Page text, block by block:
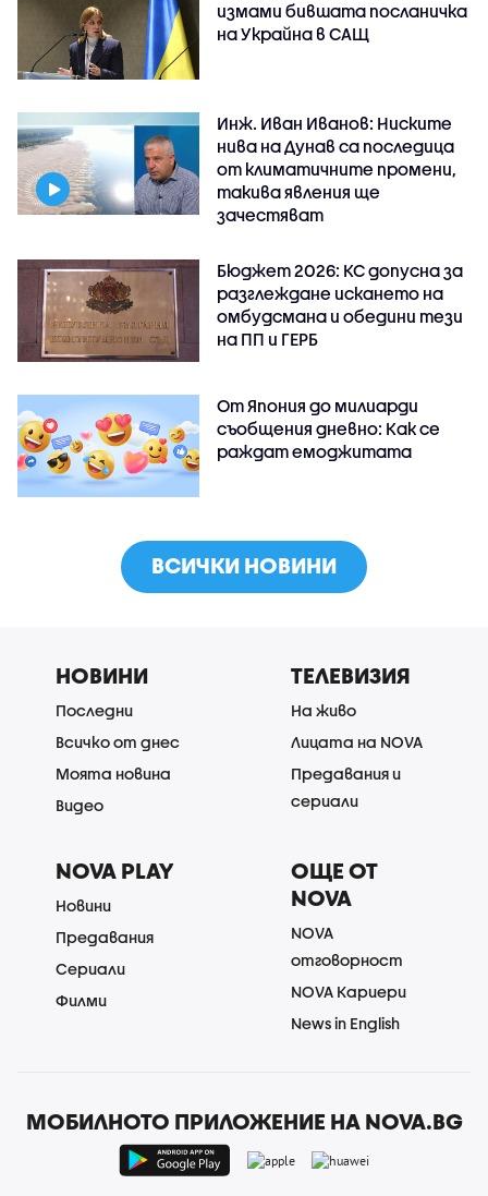
измами бившата посланичка
на Украйна в САЩ
Инж. Иван Иванов: Ниските
нива на Дунав са последица
от климатичните промени,
такива явления ще
зачестяват
Бюджет 2026: КС допусна за
разглеждане искането на
омбудсмана и обедини тези
на ПП и ГЕРБ
От Япония до милиарди
съобщения дневно: Как се
раждат емоджитата
ВСИЧКИ НОВИНИ
НОВИНИ
Последни
Всичко от днес
Моята новина
Видео
ТЕЛЕВИЗИЯ
На живо
Лицата на NOVA
Предавания и
сериали
NOVA PLAY
Новини
Предавания
Сериали
Филми
ОЩЕ ОТ
NOVA
NOVA
отговорност
NOVA Кариери
News in English
МОБИЛНОТО ПРИЛОЖЕНИЕ НА NOVA.BG